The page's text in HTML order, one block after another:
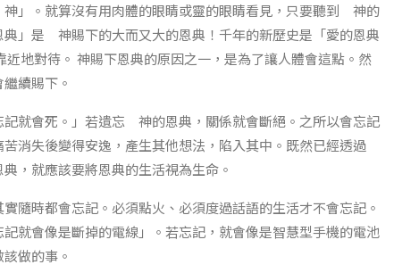
」。就算沒有用肉體的眼睛或靈的眼睛看見，只要聽到 神的
」是 神賜下的大而又大的恩典！千年的新歷史是「愛的恩典
地對待。 神賜下恩典的原因之一，是為了讓人體會這點。然
續賜下。
就會死。」若遺忘 神的恩典，關係就會斷絕。之所以會忘記
消失後變得安逸，產生其他想法，陷入其中。既然已經透過
就應該要將恩典的生活視為生命。
隨時都會忘記。必須點火、必須度過話語的生活才不會忘記。
就會像是斷掉的電線」。若忘記，就會像是智慧型手機的電池
做的事。